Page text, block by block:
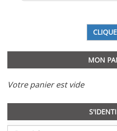
MON
Votre panier est vide